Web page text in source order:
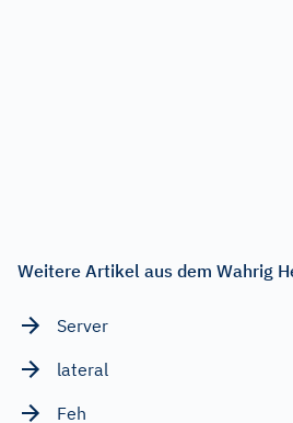
Weitere Artikel aus dem Wahrig
Server
lateral
Feh